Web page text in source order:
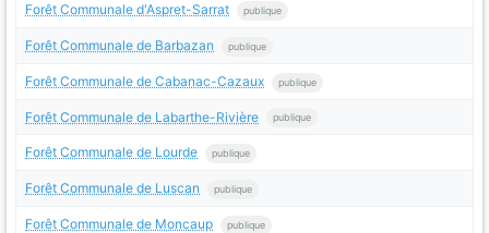
Forêt Communale d'Aspret-Sarrat publique
Forêt Communale de Barbazan publique
Forêt Communale de Cabanac-Cazaux publique
Forêt Communale de Labarthe-Rivière publique
Forêt Communale de Lourde publique
Forêt Communale de Luscan publique
Forêt Communale de Moncaup publique